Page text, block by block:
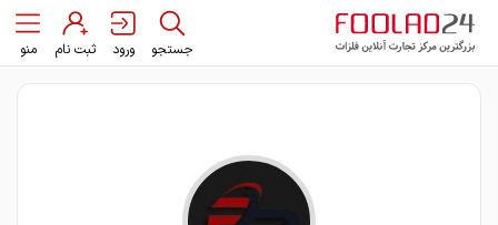
جستجو ورود ثبت نام منو